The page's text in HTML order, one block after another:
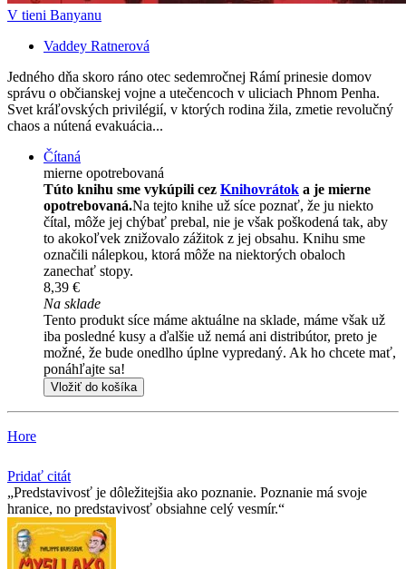
V tieni Banyanu
Vaddey Ratnerová
Jedného dňa skoro ráno otec sedemročnej Rámí prinesie domov
správu o občianskej vojne a utečencoch v uliciach Phnom Penha.
Svet kráľovských privilégií, v ktorých rodina žila, zmetie revolučný
chaos a nútená evakuácia...
Čítaná
mierne opotrebovaná
Túto knihu sme vykúpili cez Knihovrátok a je mierne
opotrebovaná.Na tejto knihe už síce poznať, že ju niekto
čítal, môže jej chýbať prebal, nie je však poškodená tak, aby
to akokoľvek znižovalo zážitok z jej obsahu. Knihu sme
označili nálepkou, ktorá môže na niektorých obaloch
zanechať stopy.
8,39 €
Na sklade
Tento produkt síce máme aktuálne na sklade, máme však už
iba posledné kusy a ďalšie už nemá ani distribútor, preto je
možné, že bude onedlho úplne vypredaný. Ak ho chcete mať,
ponáhľajte sa!
Vložiť do košíka
Hore
Pridať citát
Predstavivosť je dôležitejšia ako poznanie. Poznanie má svoje
hranice, no predstavivosť obsiahne celý vesmír.